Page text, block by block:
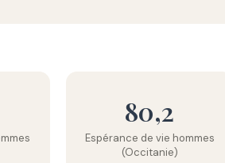
80,2
Espérance de vie hommes
(Occitanie)